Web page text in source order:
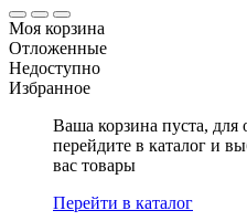
Моя корзина
Отложенные
Недоступно
Избранное
Ваша корзина пуста, для
перейдите в каталог и
вас товары
Перейти в каталог